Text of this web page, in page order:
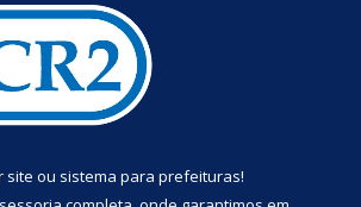
site ou sistema para prefeituras!